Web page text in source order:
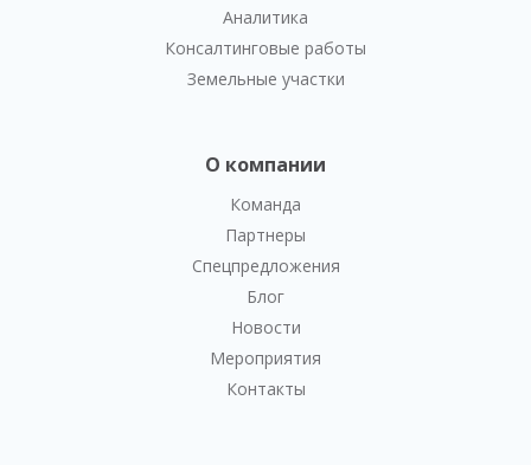
Аналитика
Консалтинговые работы
Земельные участки
О компании
Команда
Партнеры
Спецпредложения
Блог
Новости
Мероприятия
Контакты